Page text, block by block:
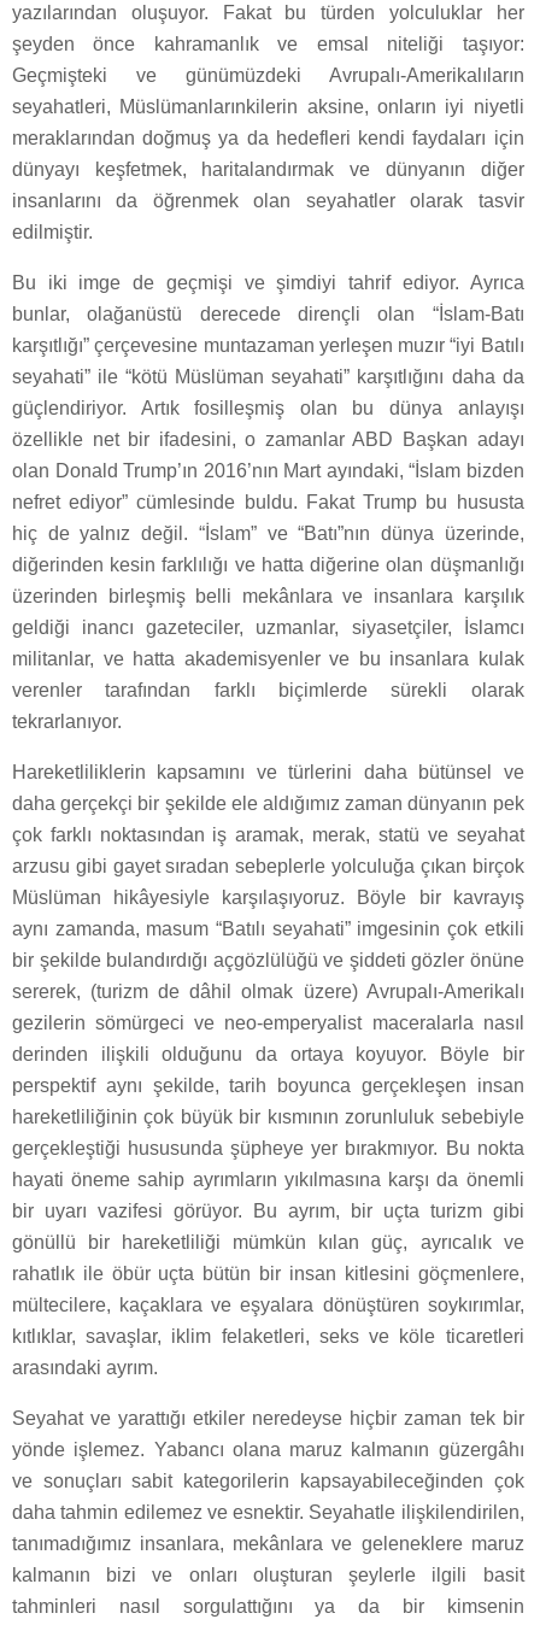
yazılarından oluşuyor. Fakat bu türden yolculuklar her
şeyden önce kahramanlık ve emsal niteliği taşıyor:
Geçmişteki ve günümüzdeki Avrupalı-Amerikalıların
seyahatleri, Müslümanlarınkilerin aksine, onların iyi niyetli
meraklarından doğmuş ya da hedefleri kendi faydaları için
dünyayı keşfetmek, haritalandırmak ve dünyanın diğer
insanlarını da öğrenmek olan seyahatler olarak tasvir
edilmiştir.
Bu iki imge de geçmişi ve şimdiyi tahrif ediyor. Ayrıca
bunlar, olağanüstü derecede dirençli olan “İslam-Batı
karşıtlığı” çerçevesine muntazaman yerleşen muzır “iyi Batılı
seyahati” ile “kötü Müslüman seyahati” karşıtlığını daha da
güçlendiriyor. Artık fosilleşmiş olan bu dünya anlayışı
özellikle net bir ifadesini, o zamanlar ABD Başkan adayı
olan Donald Trump’ın 2016’nın Mart ayındaki, “İslam bizden
nefret ediyor” cümlesinde buldu. Fakat Trump bu hususta
hiç de yalnız değil. “İslam” ve “Batı”nın dünya üzerinde,
diğerinden kesin farklılığı ve hatta diğerine olan düşmanlığı
üzerinden birleşmiş belli mekânlara ve insanlara karşılık
geldiği inancı gazeteciler, uzmanlar, siyasetçiler, İslamcı
militanlar, ve hatta akademisyenler ve bu insanlara kulak
verenler tarafından farklı biçimlerde sürekli olarak
tekrarlanıyor.
Hareketliliklerin kapsamını ve türlerini daha bütünsel ve
daha gerçekçi bir şekilde ele aldığımız zaman dünyanın pek
çok farklı noktasından iş aramak, merak, statü ve seyahat
arzusu gibi gayet sıradan sebeplerle yolculuğa çıkan birçok
Müslüman hikâyesiyle karşılaşıyoruz. Böyle bir kavrayış
aynı zamanda, masum “Batılı seyahati” imgesinin çok etkili
bir şekilde bulandırdığı açgözlülüğü ve şiddeti gözler önüne
sererek, (turizm de dâhil olmak üzere) Avrupalı-Amerikalı
gezilerin sömürgeci ve neo-emperyalist maceralarla nasıl
derinden ilişkili olduğunu da ortaya koyuyor. Böyle bir
perspektif aynı şekilde, tarih boyunca gerçekleşen insan
hareketliliğinin çok büyük bir kısmının zorunluluk sebebiyle
gerçekleştiği hususunda şüpheye yer bırakmıyor. Bu nokta
hayati öneme sahip ayrımların yıkılmasına karşı da önemli
bir uyarı vazifesi görüyor. Bu ayrım, bir uçta turizm gibi
gönüllü bir hareketliliği mümkün kılan güç, ayrıcalık ve
rahatlık ile öbür uçta bütün bir insan kitlesini göçmenlere,
mültecilere, kaçaklara ve eşyalara dönüştüren soykırımlar,
kıtlıklar, savaşlar, iklim felaketleri, seks ve köle ticaretleri
arasındaki ayrım.
Seyahat ve yarattığı etkiler neredeyse hiçbir zaman tek bir
yönde işlemez. Yabancı olana maruz kalmanın güzergâhı
ve sonuçları sabit kategorilerin kapsayabileceğinden çok
daha tahmin edilemez ve esnektir. Seyahatle ilişkilendirilen,
tanımadığımız insanlara, mekânlara ve geleneklere maruz
kalmanın bizi ve onları oluşturan şeylerle ilgili basit
tahminleri nasıl sorgulattığını ya da bir kimsenin